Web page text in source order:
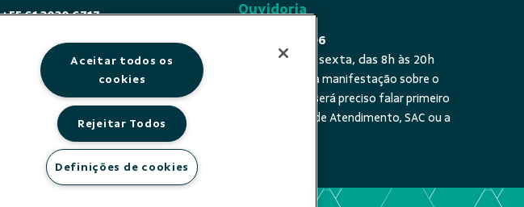
+55 61 3030 6717
0800 940 0458
Deficientes auditivos ou de fala - De
segunda a sexta, das 8h às 20h
Ouvidoria
0800 725 0996
De segunda a sexta, das 8h às 20h
É a sua primeira manifestação sobre o
tema? Se sim, será preciso falar primeiro
com a Central de Atendimento, SAC ou a
Aceitar todos os
cookies
Rejeitar Todos
Definições de cookies